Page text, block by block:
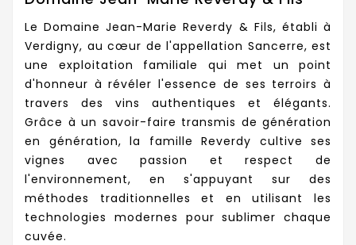
Le Domaine Jean-Marie Reverdy & Fils, établi à
Verdigny, au cœur de l'appellation Sancerre, est
une exploitation familiale qui met un point
d'honneur à révéler l'essence de ses terroirs à
travers des vins authentiques et élégants.
Grâce à un savoir-faire transmis de génération
en génération, la famille Reverdy cultive ses
vignes avec passion et respect de
l'environnement, en s'appuyant sur des
méthodes traditionnelles et en utilisant les
technologies modernes pour sublimer chaque
cuvée.